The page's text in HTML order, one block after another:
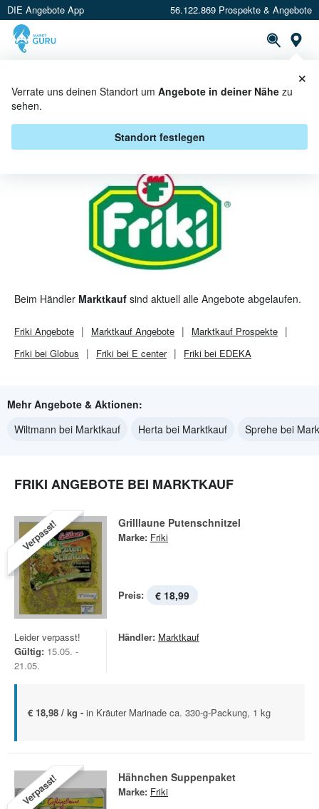
DIE Angebote App 56.122.869 Prospekte & Angebote
Verrate uns deinen Standort um Angebote in deiner Nähe zu
sehen.
Standort festlegen
×
FRIKI BEI MARKTKAUF -
ANGEBOTE & AKTIONEN
Beim Händler Marktkauf sind aktuell alle Angebote abgelaufen.
Friki Angebote Marktkauf Angebote Marktkauf Prospekte
Friki bei Globus
Friki bei E center Friki bei EDEKA
Mehr Angebote & Aktionen:
Wiltmann bei Marktkauf
Herta bei Marktkauf Sprehe bei
FRIKI ANGEBOTE BEI MARKTKAUF
Verpasst! Grilllaune Putenschnitzel
Marke: Friki
Preis: € 18,99
Leider verpasst!
Gültig: 15.05. -
21.05.
Händler: Marktkauf
€ 18,98 / kg - in Kräuter Marinade ca. 330-g-Packung, 1 kg
Verpasst! Hähnchen Suppenpaket
Marke: Friki